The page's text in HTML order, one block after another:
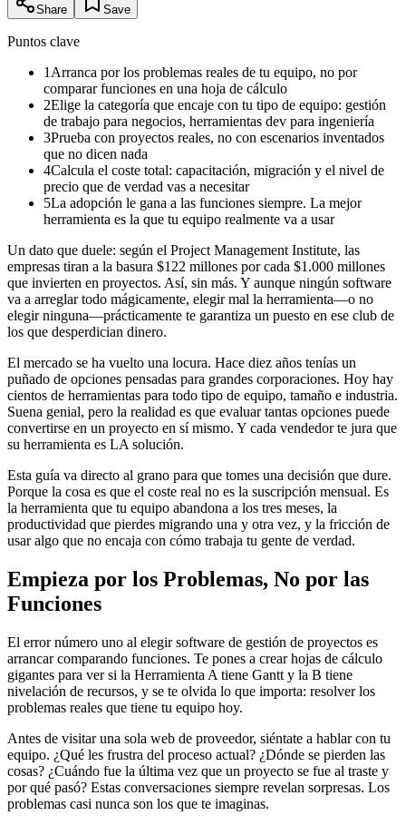
Share Save
Puntos clave
1 Arranca por los problemas reales de tu equipo, no por
comparar funciones en una hoja de cálculo
2Elige la categoría que encaje con tu tipo de equipo: gestión
de trabajo para negocios, herramientas dev para ingeniería
3Prueba con proyectos reales, no con escenarios inventados
que no dicen nada
4Calcula el coste total: capacitación, migración y el nivel de
precio que de verdad vas a necesitar
5La adopción le gana a las funciones siempre. La mejor
herramienta es la que tu equipo realmente va a usar
Un dato que duele: según el Project Management Institute, las
empresas tiran a la basura $122 millones por cada $1.000 millones
que invierten en proyectos. Así, sin más. Y aunque ningún software
va a arreglar todo mágicamente, elegir mal la herramienta—o no
elegir ninguna—prácticamente te garantiza un puesto en ese club de
los que desperdician dinero.
El mercado se ha vuelto una locura. Hace diez años tenías un
puñado de opciones pensadas para grandes corporaciones. Hoy hay
cientos de herramientas para todo tipo de equipo, tamaño e industria.
Suena genial, pero la realidad es que evaluar tantas opciones puede
convertirse en un proyecto en sí mismo. Y cada vendedor te jura que
su herramienta es LA solución.
Esta guía va directo al grano para que tomes una decisión que dure.
Porque la cosa es que el coste real no es la suscripción mensual. Es
la herramienta que tu equipo abandona a los tres meses, la
productividad que pierdes migrando una y otra vez, y la fricción de
usar algo que no encaja con cómo trabaja tu gente de verdad.
Empieza por los Problemas, No por las
Funciones
El error número uno al elegir software de gestión de proyectos es
arrancar comparando funciones. Te pones a crear hojas de cálculo
gigantes para ver si la Herramienta A tiene Gantt y la B tiene
nivelación de recursos, y se te olvida lo que importa: resolver los
problemas reales que tiene tu equipo hoy.
Antes de visitar una sola web de proveedor, siéntate a hablar con tu
equipo. ¿Qué les frustra del proceso actual? ¿Dónde se pierden las
cosas? ¿Cuándo fue la última vez que un proyecto se fue al traste y
por qué pasó? Estas conversaciones siempre revelan sorpresas. Los
problemas casi nunca son los que te imaginas.